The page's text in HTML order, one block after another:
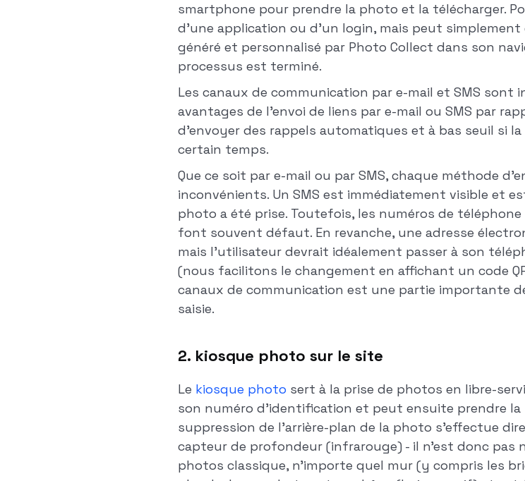
smartphone pour prendre la photo et la télécharger.
d'une application ou d'un login, mais peut
généré et personnalisé par Photo Collect dans son
processus est terminé.
Les canaux de communication par e-mail et SMS sont
avantages de l'envoi de liens par e-mail ou SMS par
d'envoyer des rappels automatiques et à bas seuil si
certain temps.
Que ce soit par e-mail ou par SMS, chaque méthode
inconvénients. Un SMS est immédiatement visible et
photo a été prise. Toutefois, les numéros de
font souvent défaut. En revanche, une adresse
mais l'utilisateur devrait idéalement passer à son
(nous facilitons le changement en affichant un code
canaux de communication est une partie importante
saisie.
2. kiosque photo sur le site
Le kiosque photo sert à la prise de photos en libre-
son numéro d'identification et peut ensuite prendre la
suppression de l'arrière-plan de la photo s'effectue
capteur de profondeur (infrarouge) - il n'est donc pas
photos classique, n'importe quel mur (y compris les